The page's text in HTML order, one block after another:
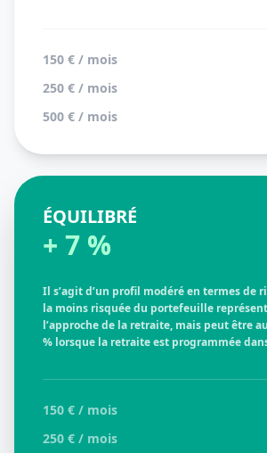
150 € / mois
250 € / mois
500 € / mois
ÉQUILIBRÉ
+ 7 %
Il s’agit d’un profil modéré en termes de
la moins risquée du portefeuille
l’approche de la retraite, mais peut être
% lorsque la retraite est programmée
150 € / mois
250 € / mois